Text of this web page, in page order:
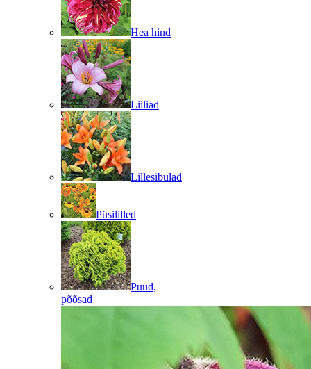
Hea hind
Liiliad
Lillesibulad
Püsililled
Puud,
põõsad